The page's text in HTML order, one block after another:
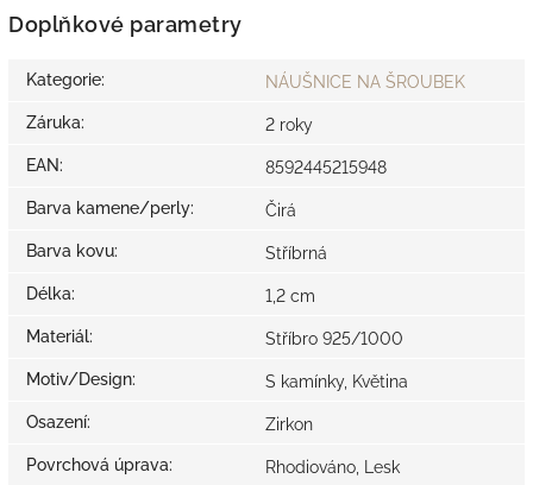
Doplňkové parametry
Kategorie: NÁUŠNICE NA ŠROUBEK
Záruka: 2 roky
EAN: 8592445215948
Barva kamene/perly: Čirá
Barva kovu: Stříbrná
Délka: 1,2 cm
Materiál: Stříbro 925/1000
Motiv/Design: S kamínky, Květina
Osazení: Zirkon
Povrchová úprava: Rhodiováno, Lesk